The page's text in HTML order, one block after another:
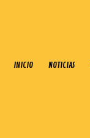
INICIO NOTICIAS